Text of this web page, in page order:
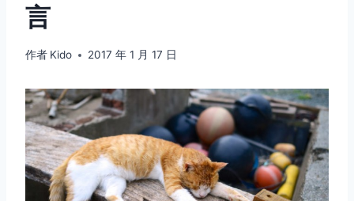
言
作者 Kido 2017 年 1 月 17 日